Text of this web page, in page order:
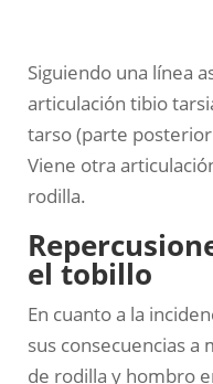
Siguiendo una línea
articulación tibio
tarso (parte
Viene otra
rodilla.
el tobillo
En cuanto a la
sus consecuencias
de rodilla y hombro